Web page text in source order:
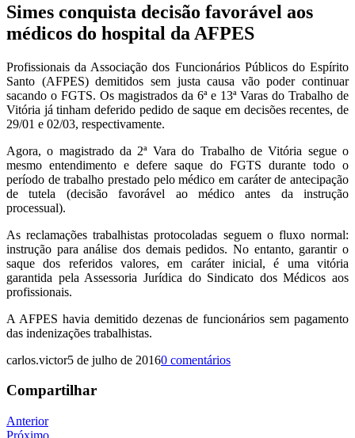
Simes conquista decisão favorável aos
médicos do hospital da AFPES
Profissionais da Associação dos Funcionários Públicos do Espírito
Santo (AFPES) demitidos sem justa causa vão poder continuar
sacando o FGTS. Os magistrados da 6ª e 13ª Varas do Trabalho de
Vitória já tinham deferido pedido de saque em decisões recentes, de
29/01 e 02/03, respectivamente.
Agora, o magistrado da 2ª Vara do Trabalho de Vitória segue o
mesmo entendimento e defere saque do FGTS durante todo o
período de trabalho prestado pelo médico em caráter de antecipação
de tutela (decisão favorável ao médico antes da instrução
processual).
As reclamações trabalhistas protocoladas seguem o fluxo normal:
instrução para análise dos demais pedidos. No entanto, garantir o
saque dos referidos valores, em caráter inicial, é uma vitória
garantida pela Assessoria Jurídica do Sindicato dos Médicos aos
profissionais.
A AFPES havia demitido dezenas de funcionários sem pagamento
das indenizações trabalhistas.
carlos.victor5 de julho de 20160 comentários
Compartilhar
Navegação
Anterior